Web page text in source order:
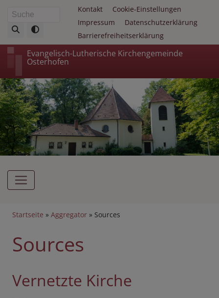
zum
Inhalt
Suche Fußbereichsmenü
Kontakt
Cookie-Einstellungen
Impressum
Datenschutzerklärung
Barrierefreiheitserklärung
Evangelisch-Lutherische Kirchengemeinde
Osterhofen
Hauptnavigation
Breadcrumb
Startseite Aggregator Sources
Sources
Vernetzte Kirche